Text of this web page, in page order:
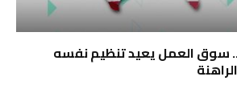
سوق العمل يعيد تنظيم نفسه